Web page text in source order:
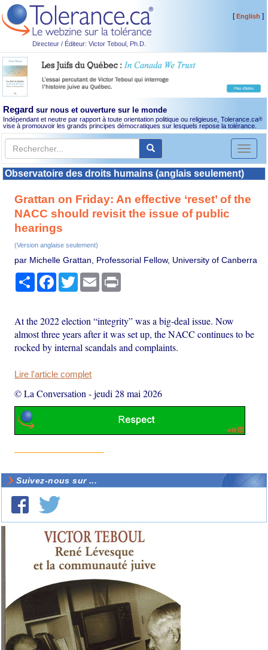
Directeur / Éditeur: Victor Teboul, Ph.D.
[English ]
Regard sur nous et ouverture sur le monde
Indépendant et neutre par rapport à toute orientation politique ou religieuse, Tolerance.ca®
vise à promouvoir les grands principes démocratiques sur lesquels repose la tolérance.
Toggle
Observatoire des droits humains (anglais seulement)
Grattan on Friday: An effective ‘reset’ of the
NACC should revisit the issue of public
hearings
(Version anglaise seulement)
par Michelle Grattan, Professorial Fellow, University of Canberra
PartagerFacebook
TwitterEmail
At the 2022 election “integrity” was a big-deal issue. Now
almost three years after it was set up, the NACC continues to be
rocked by internal scandals and complaints.
Lire l'article complet
© La Conversation -jeudi 28 mai 2026
Suivez-nous sur ...